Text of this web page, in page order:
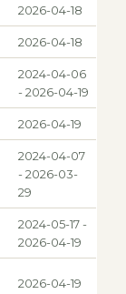
2026-04-18
2026-04-18
2024-04-06
- 2026-04-19
2026-04-19
2024-04-07
- 2026-03-
29
2024-05-17 -
2026-04-19
2026-04-19